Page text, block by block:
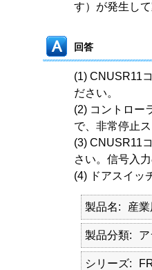
す）が発生し
回答
(1) CNUSR11
ださい。
(2) コントロー
で、非常停止
(3) CNUSR11
さい。信号入
(4) ドアスイッ
製品名 産
製品分類
シリーズ